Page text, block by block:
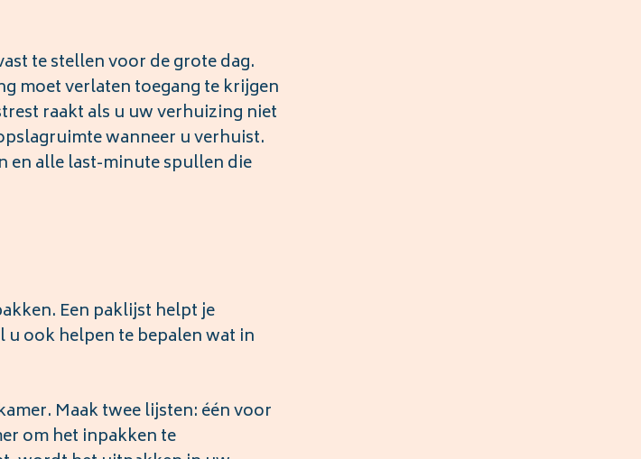
te stellen voor de grote dag.
moet verlaten toegang te krijgen
raakt als u uw verhuizing niet
wanneer u verhuist.
en alle last-minute spullen die
Een paklijst helpt je
u ook helpen te bepalen wat in
Maak twee lijsten: één voor
om het inpakken te